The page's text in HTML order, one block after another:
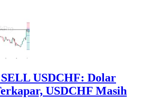
USDCHF: Dolar
USDCHF Masih